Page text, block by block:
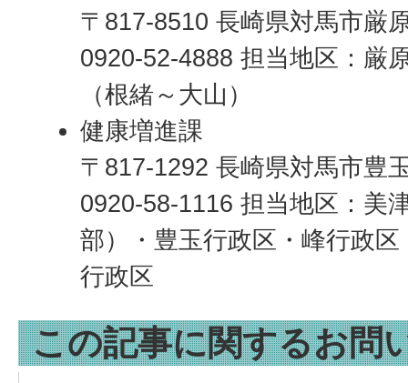
〒817-8510 長崎県対馬市厳
0920-52-4888 担当地区：厳
（根緒～大山）
健康増進課
〒817-1292 長崎県対馬市豊
0920-58-1116 担当地区：美
部）・豊玉行政区・峰行政
行政区
この記事に関するお問